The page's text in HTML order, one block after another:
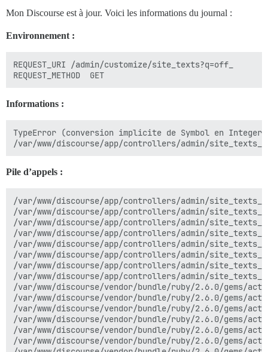
Mon Discourse est à jour. Voici les informations du journal :
Environnement :
REQUEST_URI	/admin/customize/site_texts?q=off_
Informations :
TypeError (conversion implicite de Symbol en Integer
Pile d’appels :
/var/www/discourse/app/controllers/admin/
/var/www/discourse/app/controllers/admin/
/var/www/discourse/app/controllers/admin/
/var/www/discourse/app/controllers/admin/
/var/www/discourse/app/controllers/admin/
/var/www/discourse/app/controllers/admin/
/var/www/discourse/app/controllers/admin/
/var/www/discourse/app/controllers/admin/
/var/www/discourse/vendor/bundle/ruby/2.6.0/
/var/www/discourse/vendor/bundle/ruby/2.6.0/gems/
/var/www/discourse/vendor/bundle/ruby/2.6.0/
/var/www/discourse/vendor/bundle/ruby/2.6.0/
/var/www/discourse/vendor/bundle/ruby/2.6.0/gems/
/var/www/discourse/vendor/bundle/ruby/2.6.0/